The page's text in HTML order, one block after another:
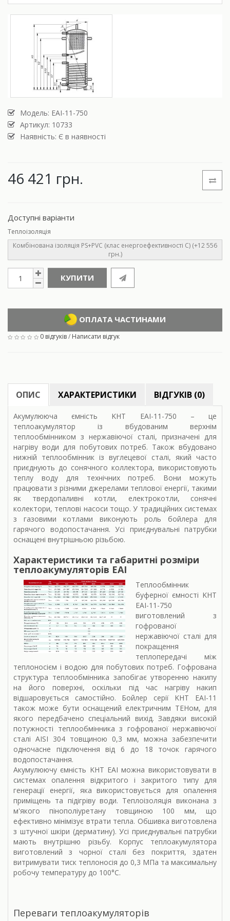
Модель: ЕАІ-11-750
Артикул: 10733
Наявність: Є в наявності
46 421 грн.
Доступні варіанти
Теплоізоляція
Комбінована ізоляція PS+PVC (клас енергоефективності С) (+12 556
грн.)
КУПИТИ
ОПЛАТА ЧАСТИНАМИ
0 відгуків/ Написати відгук
ОПИС ХАРАКТЕРИСТИКИ ВІДГУКІВ (0)
Акумулююча ємність KHT EAI-11-750 – це
теплоакумулятор із вбудованим верхнім
теплообмінником з нержавіючої сталі, призначені для
нагріву води для побутових потреб. Також вбудовано
нижній теплообмінник із вуглецевої сталі, який часто
приєднують до сонячного коллектора, використовують
теплу воду для технічних потреб. Вони можуть
працювати з різними джерелами теплової енергії, такими
як твердопаливні котли, електрокотли, сонячні
колектори, теплові насоси тощо. У традиційних системах
з газовими котлами виконують роль бойлера для
гарячого водопостачання. Усі приєднувальні патрубки
оснащені внутрішньою різьбою.
Характеристики та габаритні розміри
теплоакумуляторів ЕАІ
Теплообмінник
буферної ємності KHT
EAI-11-750
виготовлений з
гофрованої
нержавіючої сталі для
покращення
теплопередачі між
теплоносієм і водою для побутових потреб. Гофрована
структура теплообмінника запобігає утворенню накипу
на його поверхні, оскільки під час нагріву накип
відшаровується самостійно. Бойлер серії KHT EAI-11
також може бути оснащений електричним ТЕНом, для
якого передбачено спеціальний вихід. Завдяки високій
потужності теплообмінника з гофрованої нержавіючої
сталі AISI 304 товщиною 0,3 мм, можна забезпечити
одночасне підключення від 6 до 18 точок гарячого
водопостачання.
Акумулюючу ємність KHT EAI можна використовувати в
системах опалення відкритого і закритого типу для
генерації енергії, яка використовується для опалення
приміщень та підігріву води. Теплоізоляція виконана з
м'якого пінополіуретану товщиною 100 мм, що
ефективно мінімізує втрати тепла. Обшивка виготовлена
з штучної шкіри (дерматину). Усі приєднувальні патрубки
мають внутрішню різьбу. Корпус теплоакумулятора
виготовлений з чорної сталі без покриття, здатен
витримувати тиск теплоносія до 0,3 МПа та максимальну
робочу температуру до 100°С.
Переваги теплоакумуляторів